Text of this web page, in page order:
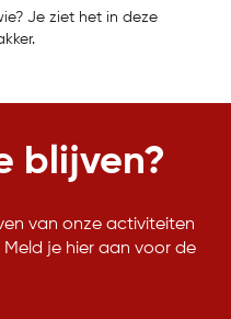
Je ziet het in deze
blijven?
van onze activiteiten
je hier aan voor de